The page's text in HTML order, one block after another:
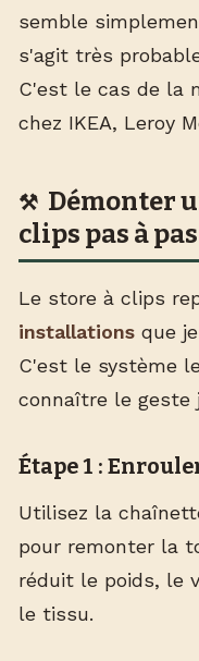
semble
s'agit très
C'est le cas de la
chez IKEA, Leroy
Démonter
clips pas à pas
Le store à clips
installations que
C'est le système
connaître le geste
Étape 1 :
Utilisez la
pour remonter la
réduit le poids, le
le tissu.